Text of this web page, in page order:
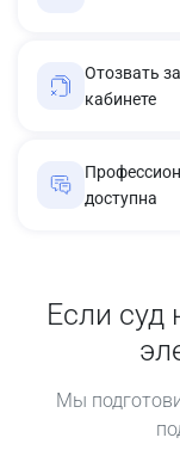
Отозвать
кабинете
доступна
Если суд
Мы